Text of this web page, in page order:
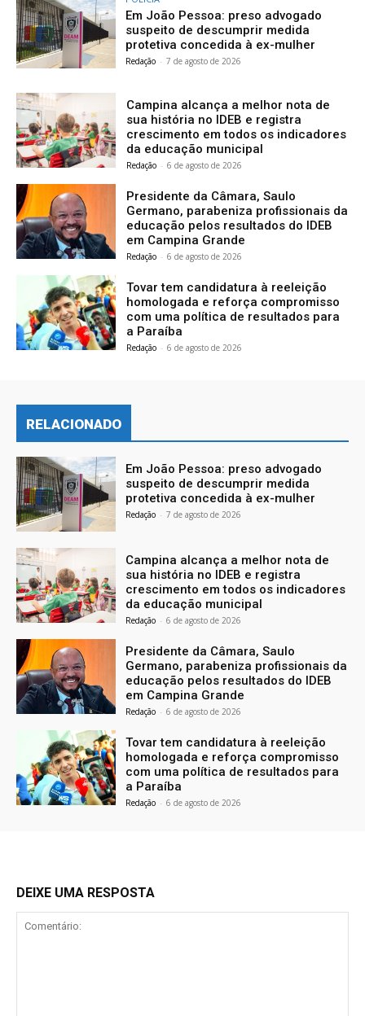
Em João Pessoa: preso advogado
suspeito de descumprir medida
protetiva concedida à ex-mulher
Redação - 7 de agosto de 2026
Campina alcança a melhor nota de
sua história no IDEB e registra
crescimento em todos os indicadores
da educação municipal
Redação - 6 de agosto de 2026
Presidente da Câmara, Saulo
Germano, parabeniza profissionais da
educação pelos resultados do IDEB
em Campina Grande
Redação - 6 de agosto de 2026
Tovar tem candidatura à reeleição
homologada e reforça compromisso
com uma política de resultados para
a Paraíba
Redação - 6 de agosto de 2026
RELACIONADO
Em João Pessoa: preso advogado
suspeito de descumprir medida
protetiva concedida à ex-mulher
Redação - 7 de agosto de 2026
Campina alcança a melhor nota de
sua história no IDEB e registra
crescimento em todos os indicadores
da educação municipal
Redação - 6 de agosto de 2026
Presidente da Câmara, Saulo
Germano, parabeniza profissionais da
educação pelos resultados do IDEB
em Campina Grande
Redação - 6 de agosto de 2026
Tovar tem candidatura à reeleição
homologada e reforça compromisso
com uma política de resultados para
a Paraíba
Redação - 6 de agosto de 2026
DEIXE UMA RESPOSTA